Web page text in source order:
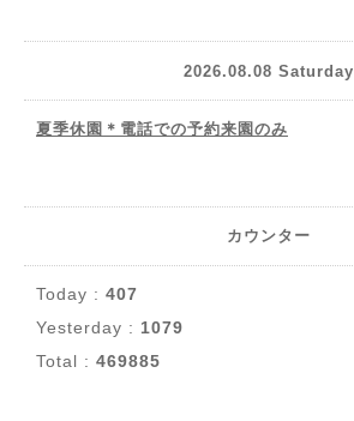
2026.08.08 Saturday
夏季休園＊電話での予約来園のみ
カウンター
Today : 407
Yesterday : 1079
Total : 469885